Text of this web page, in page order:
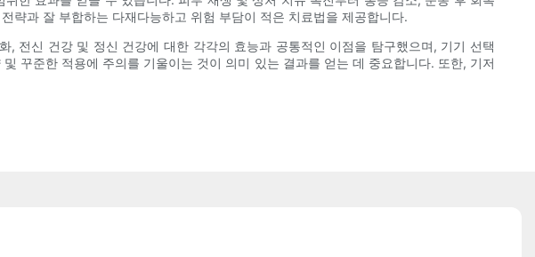
략과 잘 부합하는 다재다능하고 위험 부담이 적은 치료법을 제공합니다.
전신 건강 및 정신 건강에 대한 각각의 효능과 공통적인 이점을 탐구했으며, 기기 선택
꾸준한 적용에 주의를 기울이는 것이 의미 있는 결과를 얻는 데 중요합니다. 또한, 기저